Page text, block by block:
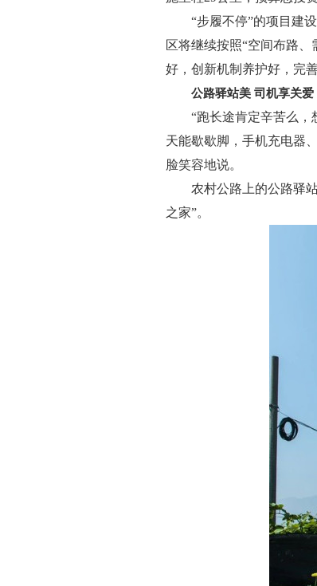
“步履不停”的项目建
区将继续按照“空间布路
好，创新机制养护好，完
公路驿站美 司机享关爱
“跑长途肯定辛苦么
天能歇歇脚，手机充电器
脸笑容地说。
农村公路上的公路驿
之家”。